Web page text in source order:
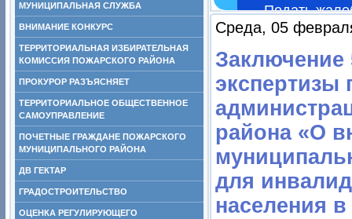
МУНИЦИПАЛЬНАЯ СЛУЖБА
ВНИМАНИЕ КОНКУРС
ТЕРРИТОРИАЛЬНАЯ ИЗБИРАТЕЛЬНАЯ
КОМИССИЯ ПОЖАРСКОГО РАЙОНА
ПРОКУРОР РАЗЪЯСНЯЕТ
ТЕРРИТОРИАЛЬНОЕ ОБЩЕСТВЕННОЕ
САМОУПРАВЛЕНИЕ
ПОЧЕТНЫЕ ГРАЖДАНЕ ПОЖАРСКОГО
МУНИЦИПАЛЬНОГО РАЙОНА
ДВ ГЕКТАР
ГРАДОСТРОИТЕЛЬСТВО
ОЦЕНКА РЕГУЛИРУЮЩЕГО
Подать
Среда, 05
Заключение
экспертизы
района «О
для
населения